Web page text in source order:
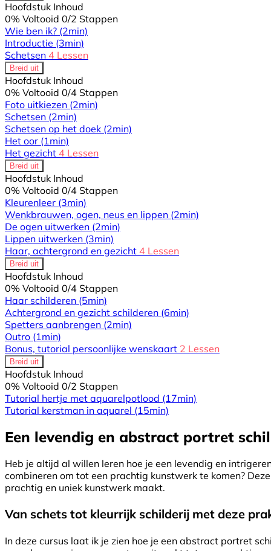
Hoofdstuk Inhoud
0% Voltooid 0/2 Stappen
Wie ben ik? (2min)
Introductie (3min)
Schetsen 4 Lessen
Breid uit
Hoofdstuk Inhoud
0% Voltooid 0/4 Stappen
Foto uitkiezen (2min)
Schetsen (2min)
Schetsen op het doek (2min)
Het oor (1min)
Het gezicht 4 Lessen
Breid uit
Hoofdstuk Inhoud
0% Voltooid 0/4 Stappen
Kleurenleer (3min)
Wenkbrauwen, ogen, neus en lippen (2min)
De ogen uitwerken (2min)
Lippen uitwerken (3min)
Haar, achtergrond en gezicht 4 Lessen
Breid uit
Hoofdstuk Inhoud
0% Voltooid 0/4 Stappen
Haar schilderen (5min)
Achtergrond en gezicht schilderen (6min)
Spetters aanbrengen (2min)
Outro (1min)
Bonus, tutorial persoonlijke wenskaart 2 Lessen
Breid uit
Hoofdstuk Inhoud
0% Voltooid 0/2 Stappen
Tutorial hertje met aquarelpotlood (17min)
Tutorial kerstman in aquarel (15min)
Een levendig en abstract portret
Heb je altijd al willen leren hoe je een levendig en
combineren om tot een prachtig kunstwerk te komen?
prachtig en uniek kunstwerk maakt.
Van schets tot kleurrijk schilderij met deze
In deze cursus laat ik je zien hoe je een abstract portret